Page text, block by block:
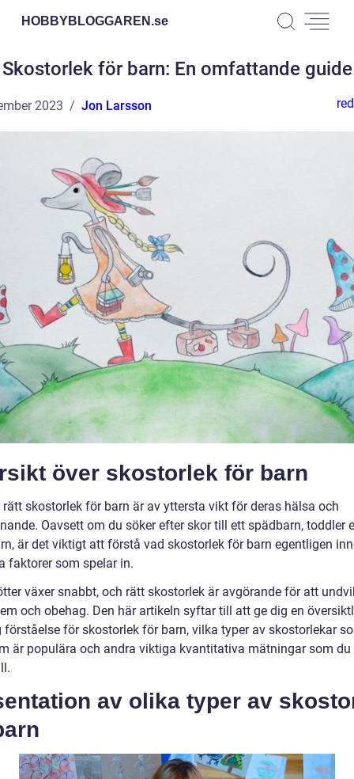
HOBBYBLOGGAREN.se
Skostorlek för barn: En omfattande guide
2023 Jon Larsson
över skostorlek för barn
skostorlek för barn är av yttersta vikt för deras hälsa och
Oavsett om du söker efter skor till ett spädbarn, toddler
är det viktigt att förstå vad skostorlek för barn egentligen
faktorer som spelar in.
växer snabbt, och rätt skostorlek är avgörande för att
och obehag. Den här artikeln syftar till att ge dig en
förståelse för skostorlek för barn, vilka typer av skostorlekar
är populära och andra viktiga kvantitativa mätningar som du
av olika typer av